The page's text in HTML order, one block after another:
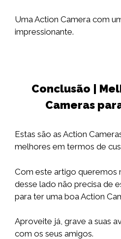
Uma Action Camera com
impressionante.
Conclusão |
Cameras
Estas são as Action
melhores em termos de
Com este artigo queremos
desse lado não precisa de
para ter uma boa Action
Aproveite já, grave a suas
com os seus amigos.